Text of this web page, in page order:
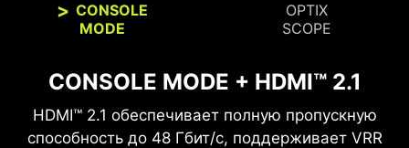
CONSOLE
MODE
OPTIX
SCOPE
CONSOLE MODE + HDMI™ 2.1
HDMI™ 2.1 обеспечивает полную пропускную
способность до 48 Гбит/с, поддерживает VRR
OPTIX SCOPE
Встроенный прицел-увеличитель
предоставляет многоступенчатое увеличение